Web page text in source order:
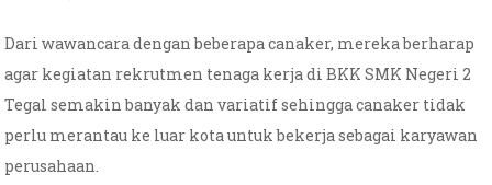
Dari wawancara dengan beberapa canaker, mereka berharap
agar kegiatan rekrutmen tenaga kerja di BKK SMK Negeri 2
Tegal semakin banyak dan variatif sehingga canaker tidak
perlu merantau ke luar kota untuk bekerja sebagai karyawan
perusahaan.